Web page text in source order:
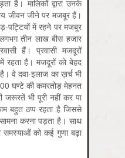
है। मालिकों द्वारा उनके
जीवन जीने पर मजबूर हैं।
पट्टियों में रहने पर मजबूर
तीन लाख बीस हजार
हैं। प्रवासी मजदूरों
रहता है। मजदूरों को बेहद
वे दवा-इलाज का ख़र्च भी
घण्टे की कमरतोड़ मेहनत
जरूरतें भी पूरी नहीं कर पा
बहुत ठप्प रहता है जिससे
करना पड़ता है। साथ
समस्याओं को कई गुणा बढ़ा